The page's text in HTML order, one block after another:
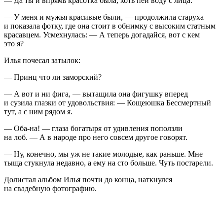
— У меня и мужья красивые были, — продолжила старуха
и показала фотку, где она стоит в обнимку с высоким статным
красавцем. Усмехнулась: — А теперь догадайся, вот с кем
это я?
Илья почесал затылок:
— Принц что ли заморский?
— А вот и ни фига, — вытащила она фигушку вперед
и сузила глазки от удовольствия: — Кощеюшка Бессмертный
тут, а с ним рядом я.
— Оба-на! — глаза богатыря от удивления поползли
на лоб. — А в народе про него совсем другое говорят.
— Ну, конечно, мы уж не такие молодые, как раньше. Мне
тыща стукнула недавно, а ему на сто больше. Чуть постарели.
Долистал альбом Илья почти до конца, наткнулся
на свадебную фотографию.